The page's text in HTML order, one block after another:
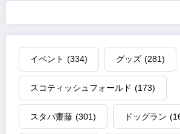
イベント (334) グッズ (281)
スコティッシュフォールド (173)
スタパ齋藤 (301) ドッグラン